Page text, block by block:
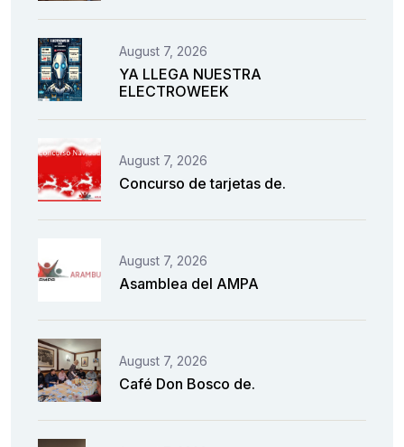
August 7, 2026
YA LLEGA NUESTRA
ELECTROWEEK
August 7, 2026
Concurso de tarjetas de.
August 7, 2026
Asamblea del AMPA
August 7, 2026
Café Don Bosco de.